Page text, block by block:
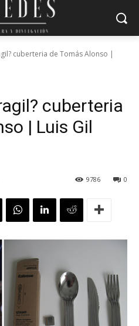
cuberteria de Tomás Alonso |
cuberteria
| Luis Gil
0
9786